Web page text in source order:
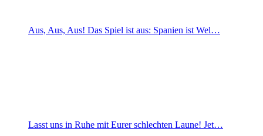
Aus, Aus, Aus! Das Spiel ist aus: Spanien ist Wel…
Lasst uns in Ruhe mit Eurer schlechten Laune! Jet…